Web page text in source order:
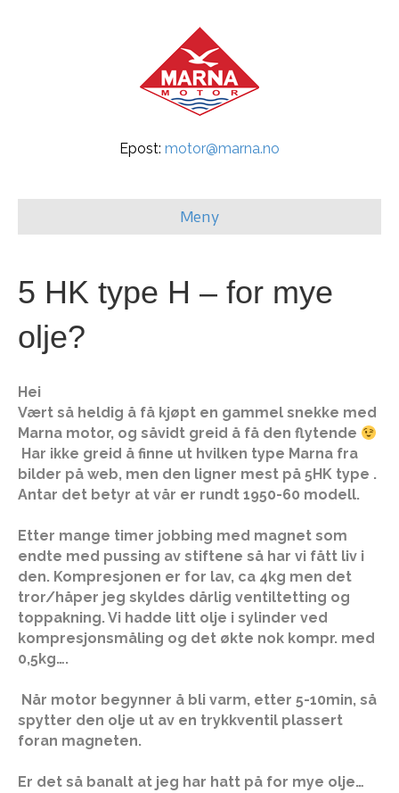
Epost: motor@marna.no
Meny
5 HK type H – for mye
olje?
Hei
Vært så heldig å få kjøpt en gammel snekke med
Marna motor, og såvidt greid å få den flytende
Har ikke greid å finne ut hvilken type Marna fra
bilder på web, men den ligner mest på 5HK type .
Antar det betyr at vår er rundt 1950-60 modell.
Etter mange timer jobbing med magnet som
endte med pussing av stiftene så har vi fått liv i
den. Kompresjonen er for lav, ca 4kg men det
tror/håper jeg skyldes dårlig ventiltetting og
toppakning. Vi hadde litt olje i sylinder ved
kompresjonsmåling og det økte nok kompr. med
0,5kg….
Når motor begynner å bli varm, etter 5-10min, så
spytter den olje ut av en trykkventil plassert
foran magneten.
Er det så banalt at jeg har hatt på for mye olje…